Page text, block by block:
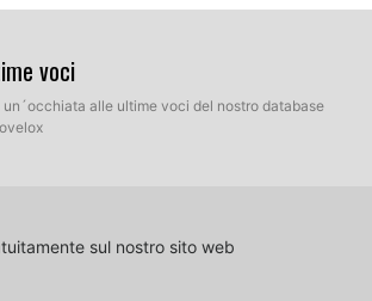
scheda SD o DVD, a seconda
Una volta scaricati,
i file di aggiornamento.
voci
un´occhiata alle ultime voci del nostro database
sul nostro sito web